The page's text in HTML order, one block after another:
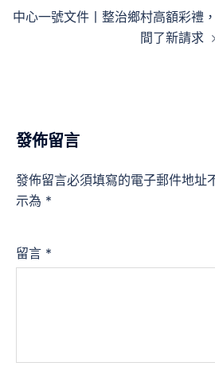
中心一號文件丨整治鄉村高額彩禮
間了新請求
發佈留言
發佈留言必須填寫的電子郵件地址
示為 *
留言 *